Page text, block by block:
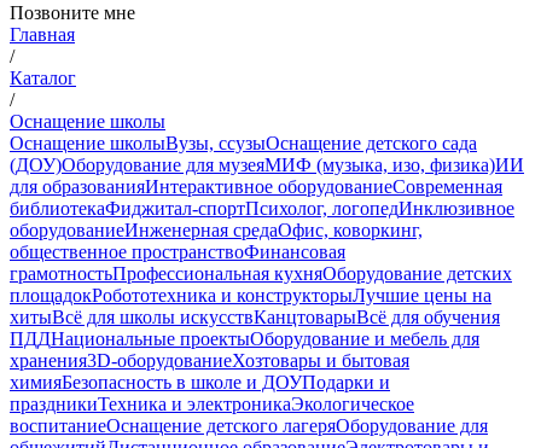
Позвоните мне
Главная
/
Каталог
/
Оснащение школы
Оснащение школыВузы, ссузыОснащение детского сада
(ДОУ)Оборудование для музеяМИФ (музыка, изо, физика)ИИ
для образованияИнтерактивное оборудованиеСовременная
библиотекаФиджитал-спортПсихолог, логопедИнклюзивное
оборудованиеИнженерная средаОфис, коворкинг,
общественное пространствоФинансовая
грамотностьПрофессиональная кухняОборудование детских
площадокРобототехника и конструкторыЛучшие цены на
хитыВсё для школы искусствКанцтоварыВсё для обучения
ПДДНациональные проектыОборудование и мебель для
хранения3D-оборудованиеХозтовары и бытовая
химияБезопасность в школе и ДОУПодарки и
праздникиТехника и электроникаЭкологическое
воспитаниеОснащение детского лагеряОборудование для